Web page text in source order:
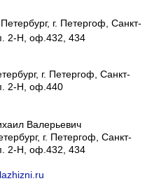
г. Петергоф, Санкт-
2-Н, оф.432, 434
г. Петергоф, Санкт-
2-Н, оф.440
Валерьевич
г. Петергоф Санкт-
2-Н, оф.432, 434